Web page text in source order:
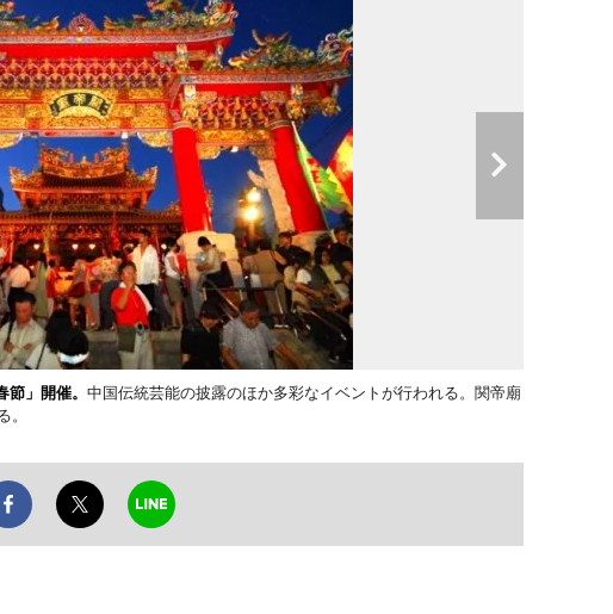
」開催。 中国伝統芸能の披露のほか多彩なイベントが行われる。関帝廟